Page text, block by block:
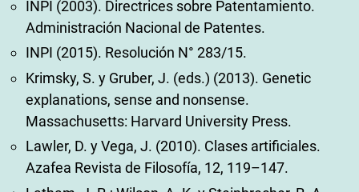
INPI (2003). Directrices sobre Patentamiento.
Administración Nacional de Patentes.
INPI (2015). Resolución N° 283/15.
Krimsky, S. y Gruber, J. (eds.) (2013). Genetic
explanations, sense and nonsense.
Massachusetts: Harvard University Press.
Lawler, D. y Vega, J. (2010). Clases artificiales.
Azafea Revista de Filosofía, 12, 119–147.